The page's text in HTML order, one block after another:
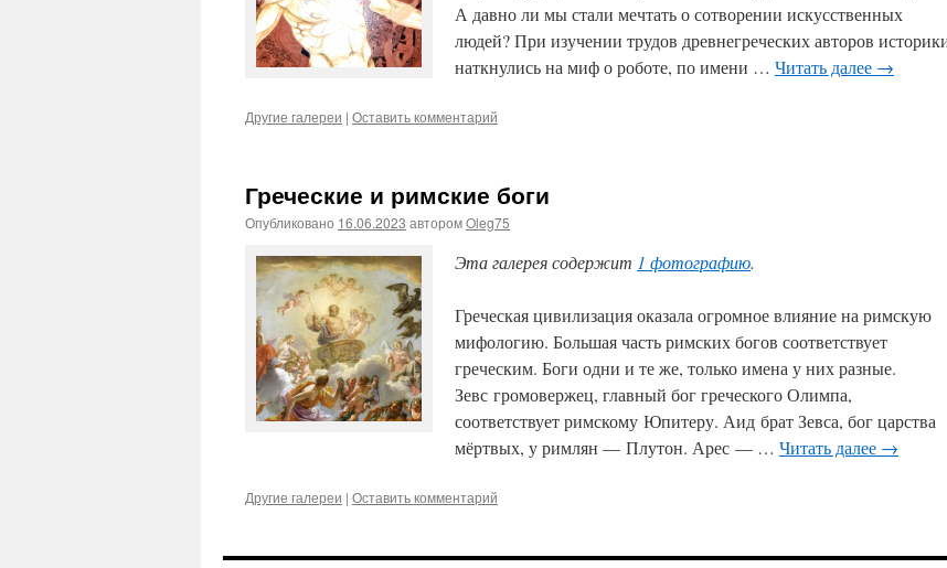
А давно ли мы стали мечтать о сотворении искусственных
людей? При изучении трудов древнегреческих авторов
наткнулись на миф о роботе, по имени … Читать далее →
Другие галереи | Оставить комментарий
Греческие и римские боги
Опубликовано 16.06.2023 авторомOleg75
Эта галерея содержит 1 фотографию.
Греческая цивилизация оказала огромное влияние на римскую
мифологию. Большая часть римских богов соответствует
греческим. Боги одни и те же, только имена у них разные.
Зевс громовержец, главный бог греческого Олимпа,
соответствует римскому Юпитеру. Аид брат Зевса, бог царства
мёртвых, у римлян — Плутон. Арес — … Читать далее →
Другие галереи | Оставить комментарий